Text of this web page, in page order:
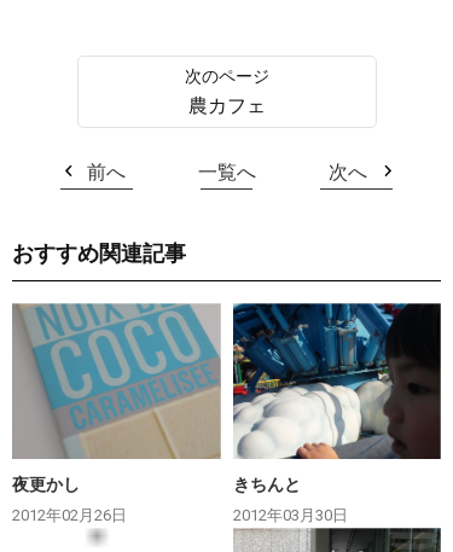
農カフェ
前へ 一覧へ 次へ
おすすめ関連記事
夜更かし
2012年02月26日
きちんと
2012年03月30日